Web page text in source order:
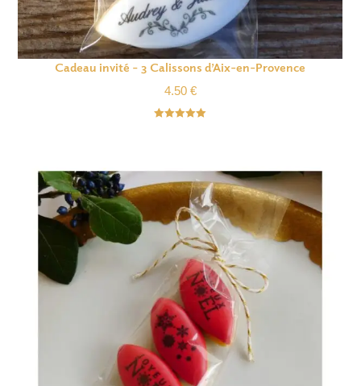
Cadeau invité – 3 Calissons d’Aix-en-Provence
4.50 €